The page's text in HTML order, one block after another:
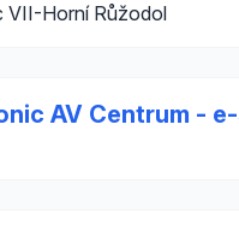
VII-Horní Růžodol
AV Centrum -